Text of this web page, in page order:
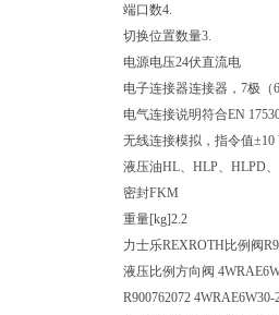
端口数4.
切换位置数量3.
电源电压24伏直流电
电子连接器连接器，7极（
电气连接说明符合EN
无线连接模拟，指令值±10
液压油HL、HLP、HLPD
密封FKM
重量[kg]2.2
力士乐REXROTH比例阀
液压比例方向阀
R900762072